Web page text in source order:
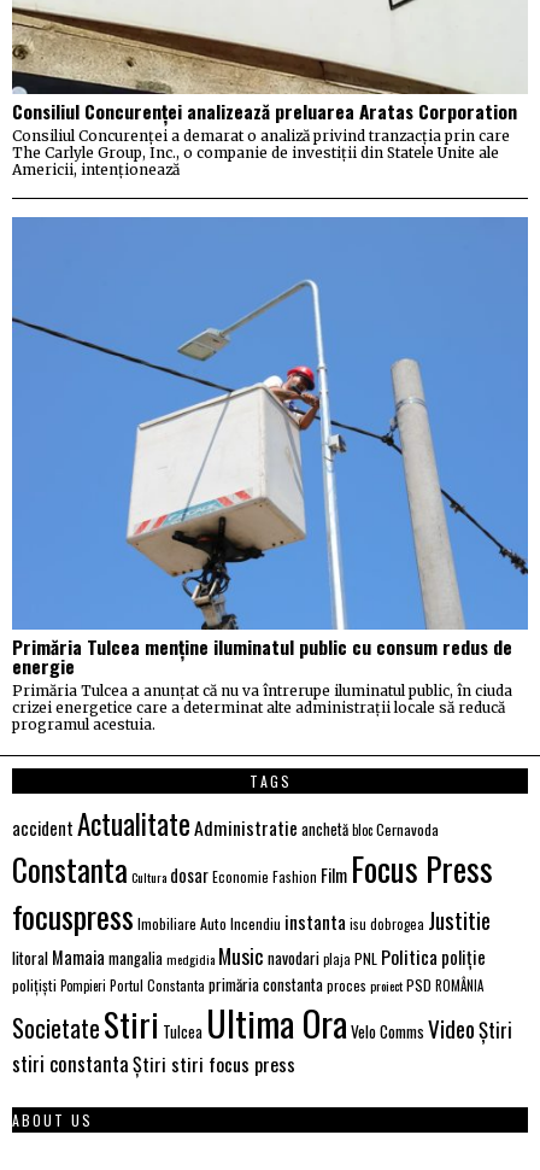
Consiliul Concurenței analizează preluarea Aratas Corporation
Consiliul Concurenței a demarat o analiză privind tranzacția prin care
The Carlyle Group, Inc., o companie de investiții din Statele Unite ale
Americii, intenționează
Primăria Tulcea menține iluminatul public cu consum redus de
energie
Primăria Tulcea a anunțat că nu va întrerupe iluminatul public, în ciuda
crizei energetice care a determinat alte administrații locale să reducă
programul acestuia.
TAGS
accidentActualitateAdministratie anchetăblocCernavoda
Constanta Cultura dosarEconomie Fashion Film Focus Press
focuspress Imobiliare Auto Incendiu instanta isu dobrogea Justitie
litoral Mamaia mangaliamedgidia Music navodariplaja PNL Politica poliție
polițiști Pompieri Portul Constanta primăria constantaproces proiectPSD ROMÂNIA
SocietateStiri Tulcea Ultima Ora Velo Comms VideoȘtiri
stiri constantaȘtiri stiri focus press
ABOUT US